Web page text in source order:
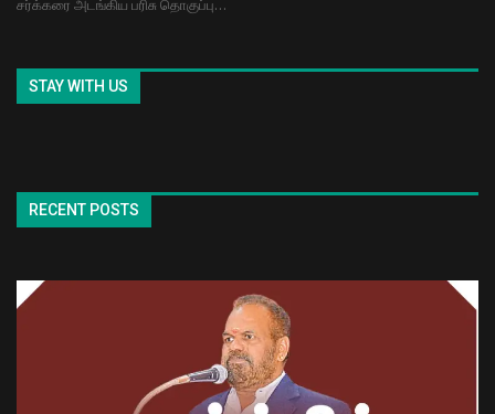
சர்க்கரை அடங்கிய பரிசு தொகுப்பு…
STAY WITH US
RECENT POSTS